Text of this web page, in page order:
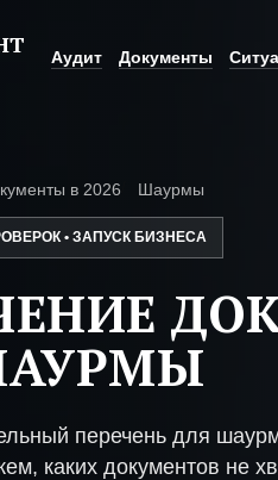
Аудит Документы
в 2026 Шаурмы
• ЗАПУСК БИЗНЕСА
перечень для
каких документов не